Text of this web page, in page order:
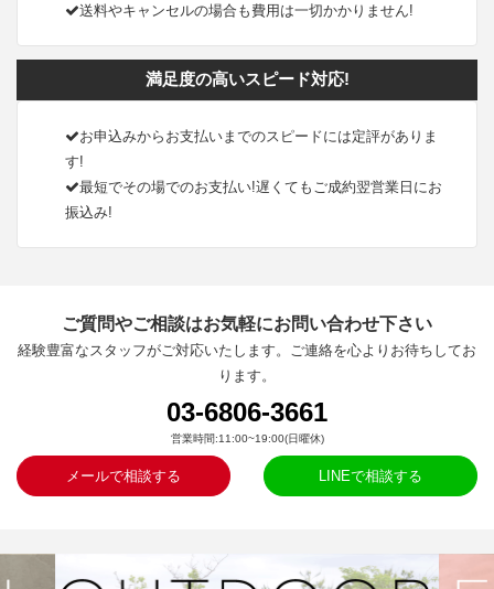
送料やキャンセルの場合も費用は一切かかりません!
満足度の高いスピード対応!
お申込みからお支払いまでのスピードには定評がありま
す!
最短でその場でのお支払い!遅くてもご成約翌営業日にお
振込み!
ご質問やご相談はお気軽にお問い合わせ下さい
経験豊富なスタッフがご対応いたします。ご連絡を心よりお待ちしてお
ります。
03-6806-3661
営業時間:11:00~19:00(日曜休)
メールで相談する LINEで相談する